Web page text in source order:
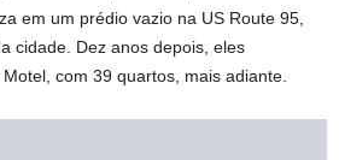
em um prédio vazio na US Route 95,
cidade. Dez anos depois, eles
com 39 quartos, mais adiante.